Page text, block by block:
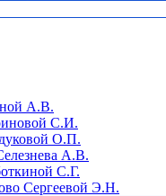
А.В.
С.И.
О.П.
А.В.
С.Г.
Сергеевой Э.Н.